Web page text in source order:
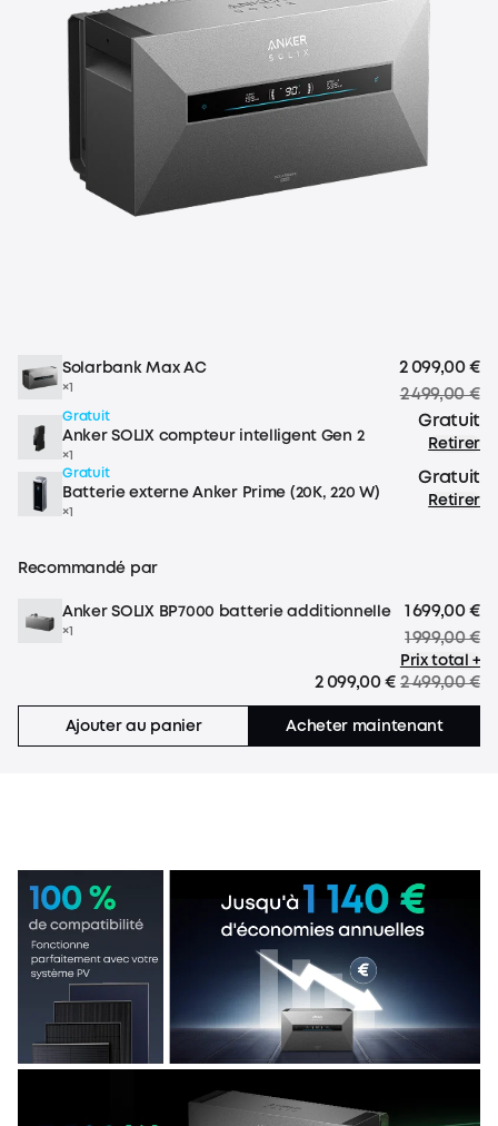
Solarbank Max AC
×1
2 099,00 €
2 499,00 €
Gratuit
Anker SOLIX compteur intelligent Gen 2
×1
Gratuit
Retirer
Gratuit
Batterie externe Anker Prime (20K, 220 W)
×1
Gratuit
Retirer
Recommandé par
Anker SOLIX BP7000 batterie additionnelle
×1
1 699,00 €
1 999,00 €
Prix total +
2 099,00 € 2 499,00 €
Ajouter au panier Acheter maintenant